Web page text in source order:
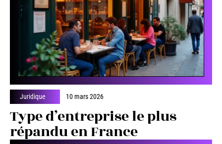
Juridique 10 mars 2026
Type d’entreprise le plus
répandu en France